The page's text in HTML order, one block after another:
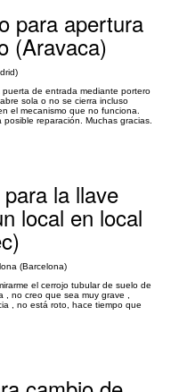
para apertura
(Aravaca)
de entrada mediante portero
sola o no se cierra incluso
el mecanismo que no funciona.
reparación. Muchas gracias.
la llave
local en local
(Barcelona)
el cerrojo tubular de suelo de
no creo que sea muy grave ,
, no está roto, hace tiempo que